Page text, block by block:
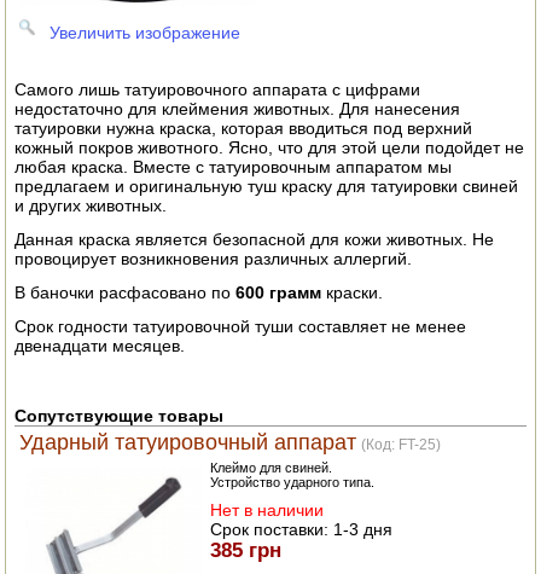
СЫРОВАРНИ
ШИНКОВКИ
ДЛЯ ДОМА И САДА
ОБОГРЕВАТЕЛИ
ДРОВОКОЛЫ
ГАЗОВЫЕ БАЛЛОНЫ
НАСТОЛЬНЫЕ ПЛИТЫ
ОПРЫСКИВАТЕЛИ
ЭЛЕКТРО ШАШЛЫЧНИЦЫ
СОКОВЫЖИМАЛКИ
Увеличить изображение
Самого лишь татуировочного аппарата с цифрами
недостаточно для клеймения животных. Для нанесения
татуировки нужна краска, которая вводиться под верхний
кожный покров животного. Ясно, что для этой цели подойдет не
любая краска. Вместе с татуировочным аппаратом мы
предлагаем и оригинальную туш краску для татуировки свиней
и других животных.
Данная краска является безопасной для кожи животных. Не
провоцирует возникновения различных аллергий.
В баночки расфасовано по600 грамм краски.
Срок годности татуировочной туши составляет не менее
двенадцати месяцев.
Сопутствующие товары
Ударный татуировочный аппарат (Код: FT-25)
Клеймо для свиней.
Устройство ударного типа.
Нет в наличии
Срок поставки: 1-3 дня
385 грн